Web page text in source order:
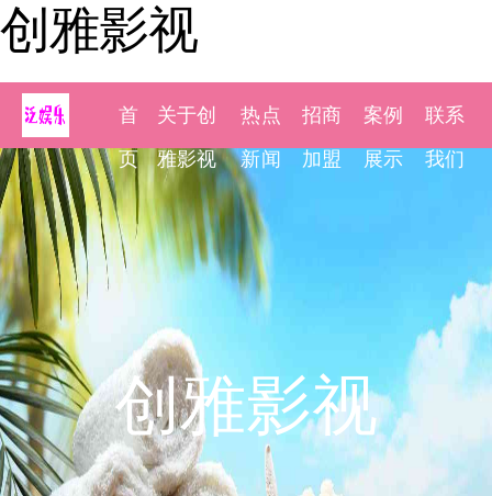
创雅影视
首
页
关于创
雅影视
热点
新闻
招商
加盟
案例
展示
联系
我们
创雅影视